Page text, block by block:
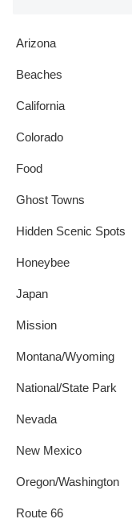
Arizona
Beaches
California
Colorado
Food
Ghost Towns
Hidden Scenic Spots
Honeybee
Japan
Mission
Montana/Wyoming
National/State Park
Nevada
New Mexico
Oregon/Washington
Route 66